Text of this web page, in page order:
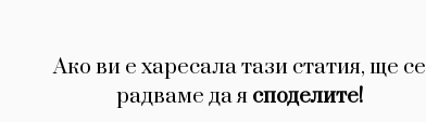
Ако ви е харесала тази статия, ще се
радваме да я споделите!